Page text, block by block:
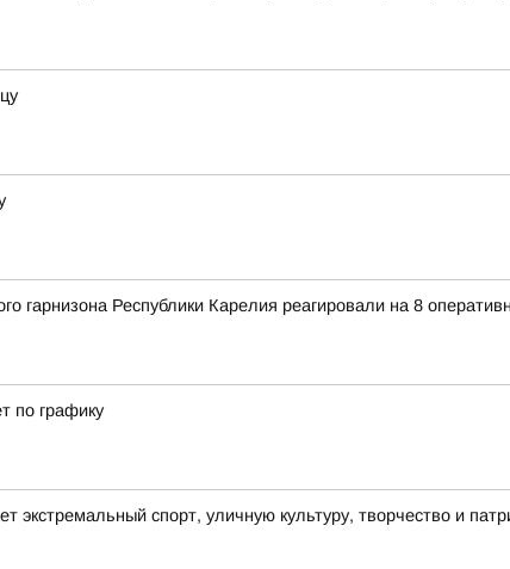
гарнизона Республики Карелия реагировали на 8
по графику
спорт, уличную культуру, творчество и